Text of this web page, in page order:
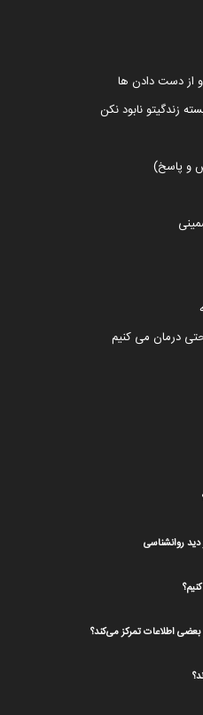
و از دست دادن ها
زندگیتو نابود نکن
و پاسخ)
درمان می کنیم
روانشناسی
اطلاعات تمرکز می‌کند؟